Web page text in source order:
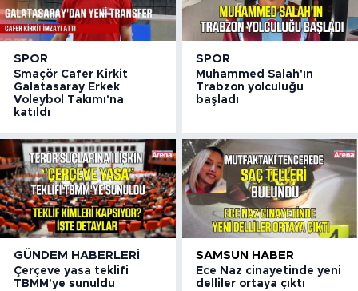
SPOR
Smaçör Cafer Kirkit
Galatasaray Erkek
Voleybol Takımı'na
katıldı
SPOR
Muhammed Salah'ın
Trabzon yolculuğu
başladı
GÜNDEM HABERLERI
Çerçeve yasa teklifi
TBMM'ye sunuldu
SAMSUN HABER
Ece Naz cinayetinde yeni
delliler ortaya çıktı